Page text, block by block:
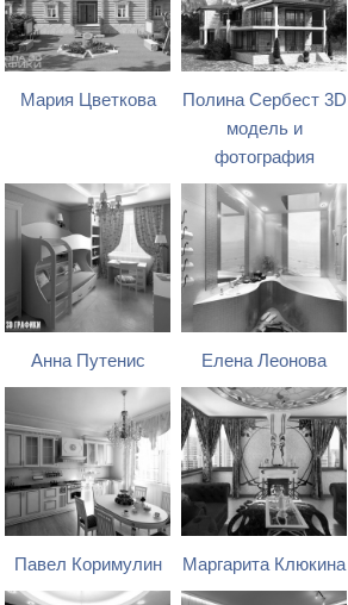
Мария Цветкова
Полина Сербест 3D
модель и
фотография
Анна Путенис Елена Леонова
Павел Коримулин Маргарита Клюкина